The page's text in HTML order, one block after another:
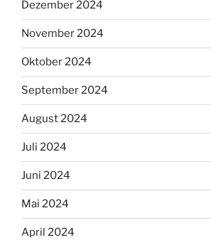
Dezember 2024
November 2024
Oktober 2024
September 2024
August 2024
Juli 2024
Juni 2024
Mai 2024
April 2024